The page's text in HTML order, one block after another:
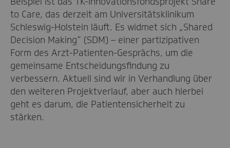
to Care, das derzeit am Universitätsklinikum
Schleswig-Holstein läuft. Es widmet sich „Shared
Decision Making“ (SDM) – einer partizipativen
Form des Arzt-Patienten-Gesprächs, um die
gemeinsame Entscheidungsfindung zu
verbessern. Aktuell sind wir in Verhandlung über
den weiteren Projektverlauf, aber auch hierbei
geht es darum, die Patientensicherheit zu
stärken.